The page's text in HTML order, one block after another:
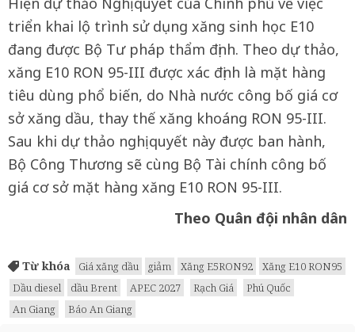
triển khai lộ trình sử dụng xăng sinh học E10
đang được Bộ Tư pháp thẩm định. Theo dự thảo,
xăng E10 RON 95-III được xác định là mặt hàng
tiêu dùng phổ biến, do Nhà nước công bố giá cơ
sở xăng dầu, thay thế xăng khoáng RON 95-III.
Sau khi dự thảo nghị quyết này được ban hành,
Bộ Công Thương sẽ cùng Bộ Tài chính công bố
giá cơ sở mặt hàng xăng E10 RON 95-III.
Theo Quân đội nhân dân
Từ khóa Giá xăng dầu giảm Xăng E5RON92
Xăng E10 RON95
Dầu diesel
dầu Brent APEC 2027 Rạch Giá
Phú Quốc
An Giang
Báo An Giang